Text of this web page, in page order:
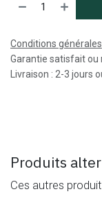
Conditions générales
Garantie satisfait ou
Livraison : 2-3 jours
Produits
Ces autres